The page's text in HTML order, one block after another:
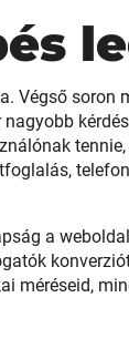
Végső soron
a
méréseid,